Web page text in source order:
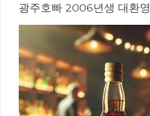
광주호빠 2006년생 대환영